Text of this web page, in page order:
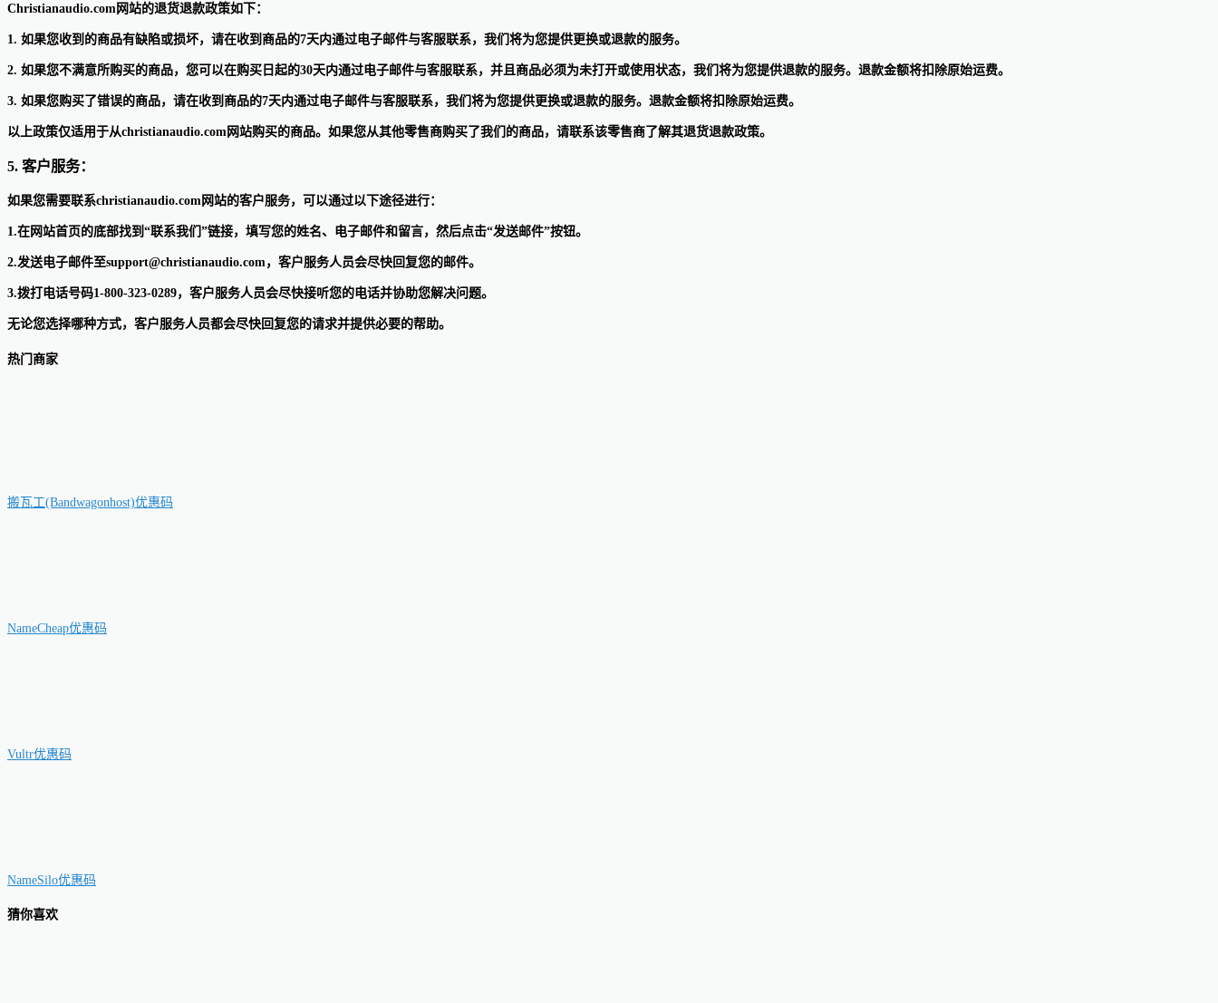
Christianaudio.com网站的退货退款政策如下：
1. 如果您收到的商品有缺陷或损坏，请在收到商品的7天内通过电子邮件与客服联系，我们将为您提供更换或退款的服务。
2. 如果您不满意所购买的商品，您可以在购买日起的30天内通过电子邮件与客服联系，并且商品必须为未打开或使用状态，我们将为您提供退款的服务。退款金额将扣除原始运费。
3. 如果您购买了错误的商品，请在收到商品的7天内通过电子邮件与客服联系，我们将为您提供更换或退款的服务。退款金额将扣除原始运费。
以上政策仅适用于从christianaudio.com网站购买的商品。如果您从其他零售商购买了我们的商品，请联系该零售商了解其退货退款政策。
5. 客户服务：
如果您需要联系christianaudio.com网站的客户服务，可以通过以下途径进行：
1.在网站首页的底部找到“联系我们”链接，填写您的姓名、电子邮件和留言，然后点击“发送邮件”按钮。
2.发送电子邮件至support@christianaudio.com，客户服务人员会尽快回复您的邮件。
3.拨打电话号码1-800-323-0289，客户服务人员会尽快接听您的电话并协助您解决问题。
无论您选择哪种方式，客户服务人员都会尽快回复您的请求并提供必要的帮助。
热门商家
搬瓦工(Bandwagonhost)优惠码
NameCheap优惠码
Vultr优惠码
NameSilo优惠码
猜你喜欢